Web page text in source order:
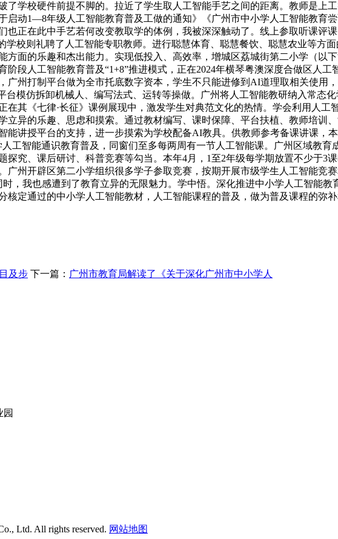
了学校硬件前提不脚的。拉近了学生取人工智能手艺之间的距离。教师是上
启动1—8年级人工智能教育普及工做的通知》《广州市中小学人工智能教育
也正在此中手艺若何改变教取学的体例，我被深深触动了。线上参取听课评
学校则礼聘了人工智能专职教师。进行聪慧体育、聪慧餐饮、聪慧农业等方
面的乐趣和杰出能力。实现低投入、高效率，增城区荔城街第二小学（以
段人工智能教育普及“1+8”推进模式，正在2024年横琴粤澳深度合做区人
广州打制平台做为全市托底数字资本，学生不只能进修到AI道理取相关使用
台模仿拆卸机械人、编写法式、运转等操做。广州将人工智能教研纳入常态
其《七律·长征》课例展现中，激发学生对典范文化的热情。学会利用人
异的乐趣、思虑和摸索。通过教材编写、课时保障、平台扶植、教师培训
能讲授平台的支持，进一步摸索为学校配备AI教具。供教师参考备课讲课，
工智能通识教育普及，同窗们至多每两周有一节人工智能课。广州区域教
究、课后研讨、科普竞赛等勾当。本年4月，1至2年级每学期放置不少于3
广州开辟区第二小学组织很多学子参取竞赛，按期开展市级学生人工智能竞
，我也感遭到了教育立异的无限魅力。学中悟。深化推进中小学人工智能
核定通过的中小学人工智能教材，人工智能课程的普及，做为普及课程的弥
及步 下一篇： 广州市教育局解读了《关于深化广州市中小学人
园
Ltd. All rights reserved. 网站地图